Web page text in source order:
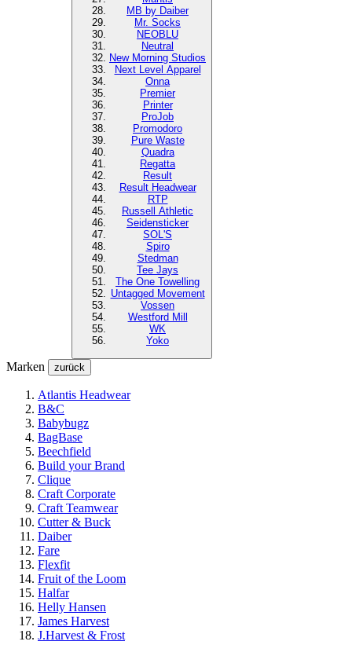
MB by Daiber
Mr. Socks
NEOBLU
Neutral
New Morning Studios
Next Level Apparel
Onna
Premier
Printer
ProJob
Promodoro
Pure Waste
Quadra
Regatta
Result
Result Headwear
RTP
Russell Athletic
Seidensticker
SOL'S
Spiro
Stedman
Tee Jays
The One Towelling
Untagged Movement
Vossen
Westford Mill
WK
Yoko
Marken zurück
Atlantis Headwear
B&C
Babybugz
BagBase
Beechfield
Build your Brand
Clique
Craft Corporate
Craft Teamwear
Cutter & Buck
Daiber
Fare
Flexfit
Fruit of the Loom
Halfar
Helly Hansen
James Harvest
J.Harvest & Frost